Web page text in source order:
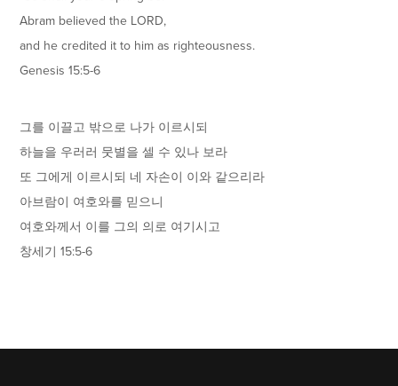
Abram believed the LORD,
and he credited it to him as righteousness.
Genesis 15:5-6
그를 이끌고 밖으로 나가 이르시되
하늘을 우러러 뭇별을 셀 수 있나 보라
또 그에게 이르시되 네 자손이 이와 같으리라
아브람이 여호와를 믿으니
여호와께서 이를 그의 의로 여기시고
창세기 15:5-6